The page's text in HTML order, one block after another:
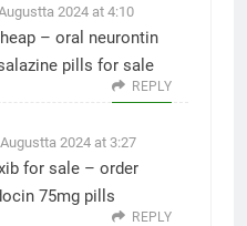
2024 at 4:10
– oral neurontin
pills for sale
REPLY
2024 at 3:27
for sale – order
75mg pills
REPLY